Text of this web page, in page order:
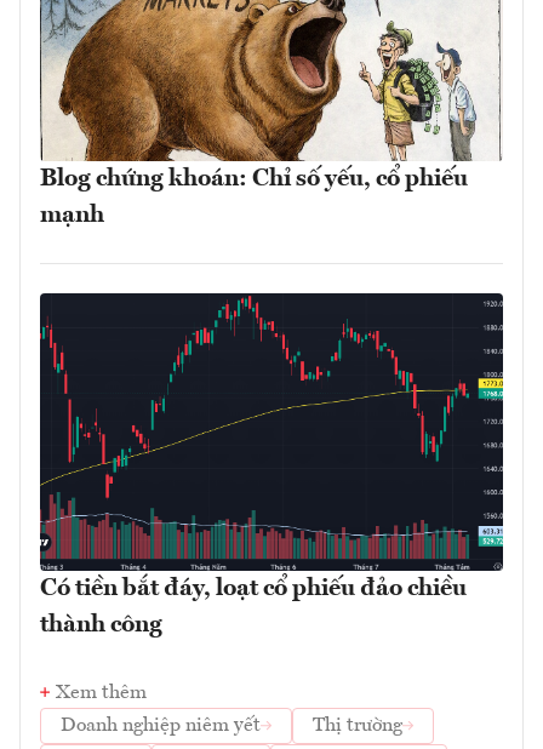
Blog chứng khoán: Chỉ số yếu, cổ phiếu
mạnh
Có tiền bắt đáy, loạt cổ phiếu đảo chiều
thành công
Xem thêm
Doanh nghiệp niêm yết
Thị trường